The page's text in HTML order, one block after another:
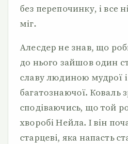
без перепочинку, і все
міг.
Алесдер не знав, що
до нього зайшов один
славу людиною мудрої і
багатознаючої. Коваль
сподіваючись, що той
хворобі Нейла. І він
старцеві, яка напасть